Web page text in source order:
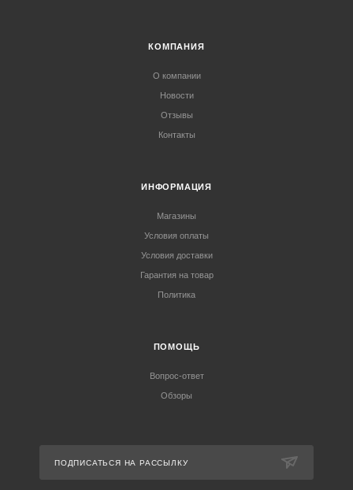
КОМПАНИЯ
О компании
Новости
Отзывы
Контакты
ИНФОРМАЦИЯ
Магазины
Условия оплаты
Условия доставки
Гарантия на товар
Политика
ПОМОЩЬ
Вопрос-ответ
Обзоры
ПОДПИСАТЬСЯ НА РАССЫЛКУ